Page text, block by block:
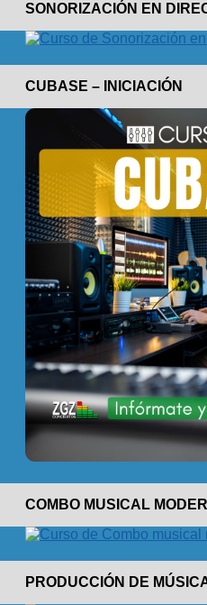
SONORIZACIÓN EN
CUBASE – INICIACIÓN
COMBO MUSICAL
PRODUCCIÓN DE